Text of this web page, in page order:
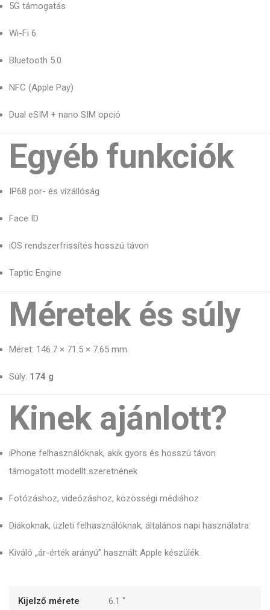
5G támogatás
Wi-Fi 6
Bluetooth 5.0
NFC (Apple Pay)
Dual eSIM + nano SIM opció
Egyéb funkciók
IP68 por- és vízállóság
Face ID
iOS rendszerfrissítés hosszú távon
Taptic Engine
Méretek és súly
Méret: 146.7 × 71.5 × 7.65 mm
Súly: 174 g
Kinek ajánlott?
iPhone felhasználóknak, akik gyors és hosszú távon
támogatott modellt szeretnének
Fotózáshoz, videózáshoz, közösségi médiához
Diákoknak, üzleti felhasználóknak, általános napi használatra
Kiváló „ár-érték arányú” használt Apple készülék
Kijelző mérete 6.1 "